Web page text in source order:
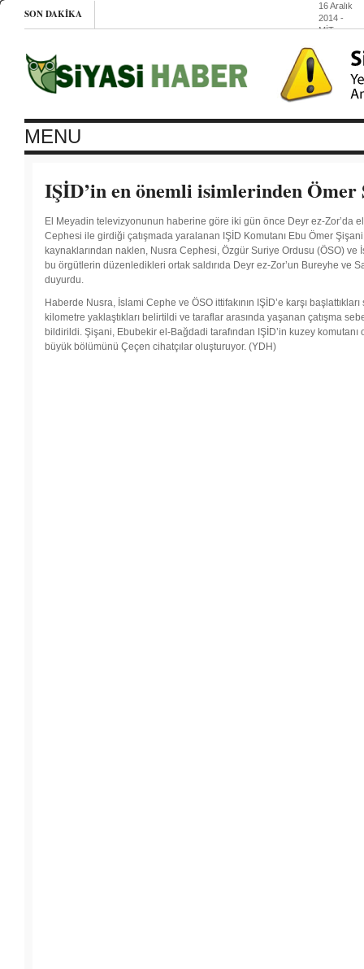
SON DAKIKA
16 Aralık
2014 -
MİT,
selefi
gruplarla
görüştü
Şubesi:
4 bin 201
kişi var
2014 -
Buğday
Ekolojik
Yaşamı
proje
16 Aralık
2014-
MENU
IŞİD’in en önemli isimlerinden
El Meyadin televizyonunun haberine göre iki gün önce Deyr ez-Zor’da
Cephesi ile girdiği çatışmada yaralanan IŞİD Komutanı Ebu Ömer
kaynaklarından naklen, Nusra Cephesi, Özgür Suriye Ordusu (ÖSO) ve
bu örgütlerin düzenledikleri ortak saldırıda Deyr ez-Zor’un Bureyhe ve
duyurdu.
Haberde Nusra, İslami Cephe ve ÖSO ittifakının IŞİD’e karşı
kilometre yaklaştıkları belirtildi ve taraflar arasında yaşanan çatışma
bildirildi. Şişani, Ebubekir el-Bağdadi tarafından IŞİD’in kuzey komutanı
büyük bölümünü Çeçen cihatçılar oluşturuyor. (YDH)